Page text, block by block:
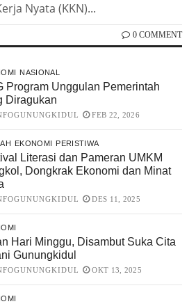
Nyata (KKN)...
0 COMMENT
NASIONAL
Program Unggulan Pemerintah
Diragukan
FEB 22, 2026
EKONOMI PERISTIWA
Literasi dan Pameran UMKM
Dongkrak Ekonomi dan Minat
DES 11, 2025
Hari Minggu, Disambut Suka Cita
Gunungkidul
OKT 13, 2025